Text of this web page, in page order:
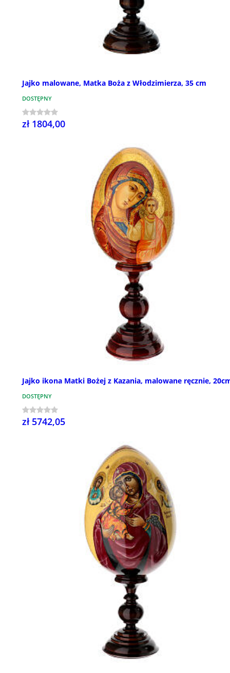
Jajko malowane, Matka Boża z Włodzimierza, 35 cm
DOSTĘPNY
zł 1804,00
Jajko ikona Matki Bożej z Kazania, malowane ręcznie,
DOSTĘPNY
zł 5742,05